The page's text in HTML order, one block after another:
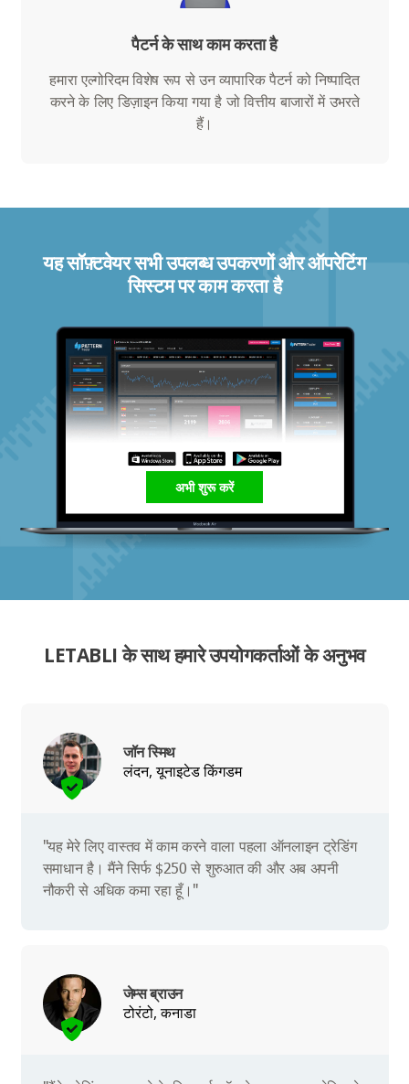
पैटर्न के साथ काम करता है
हमारा एल्गोरिदम विशेष रूप से उन व्यापारिक पैटर्न को निष्पादित
करने के लिए डिज़ाइन किया गया है जो वित्तीय बाजारों में उभरते
हैं।
यह सॉफ़्टवेयर सभी उपलब्ध उपकरणों और ऑपरेटिंग
सिस्टम पर काम करता है
अभी शुरू करें
LETABLI के साथ हमारे उपयोगकर्ताओं के अनुभव
जॉन स्मिथ
लंदन, यूनाइटेड किंगडम
"यह मेरे लिए वास्तव में काम करने वाला पहला ऑनलाइन ट्रेडिंग
समाधान है। मैंने सिर्फ $250 से शुरुआत की और अब अपनी
नौकरी से अधिक कमा रहा हूँ।"
जेम्स ब्राउन
टोरंटो, कनाडा